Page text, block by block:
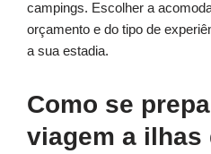
campings. Escolher a
orçamento e do tipo de
a sua estadia.
Como se
viagem a ilhas